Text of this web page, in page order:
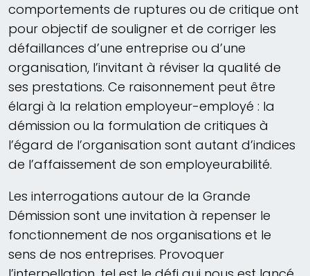
comportements de ruptures ou de critique ont
pour objectif de souligner et de corriger les
défaillances d’une entreprise ou d’une
organisation, l’invitant à réviser la qualité de
ses prestations. Ce raisonnement peut être
élargi à la relation employeur-employé : la
démission ou la formulation de critiques à
l’égard de l’organisation sont autant d’indices
de l’affaissement de son employeurabilité.
Les interrogations autour de la Grande
Démission sont une invitation à repenser le
fonctionnement de nos organisations et le
sens de nos entreprises. Provoquer